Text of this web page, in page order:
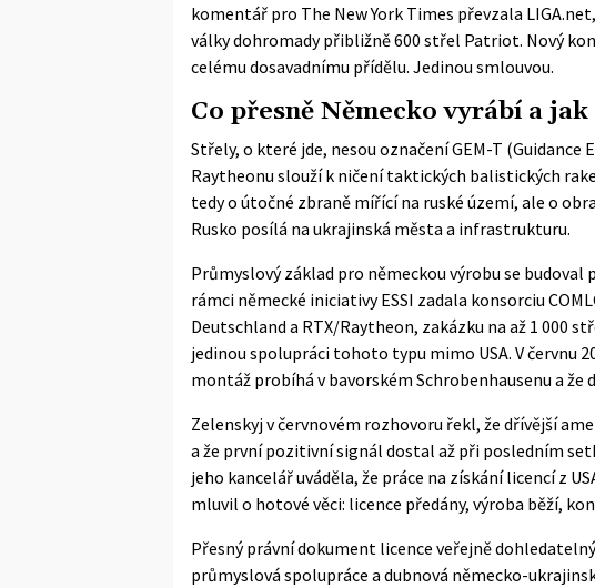
komentář pro The New York Times převzala LIGA.net
války dohromady přibližně 600 střel Patriot. Nový
celému dosavadnímu přídělu. Jedinou smlouvou.
Co přesně Německo vyrábí a
Střely, o které jde, nesou označení GEM-T (Guidance
Raytheonu slouží k ničení taktických balistických
tedy o útočné zbraně mířící na ruské území, ale o
Rusko posílá na ukrajinská města a infrastrukturu.
Průmyslový základ pro německou výrobu se budoval
rámci německé iniciativy ESSI zadala konsorciu
Deutschland a RTX/Raytheon, zakázku na až 1 000
jedinou spolupráci tohoto typu mimo USA. V červnu
montáž probíhá v bavorském Schrobenhausenu a že
Zelenskyj v červnovém rozhovoru řekl, že dřívější
a že první pozitivní signál dostal až při posledním
jeho kancelář uváděla, že práce na získání licencí z
mluvil o hotové věci: licence předány, výroba běží,
Přesný právní dokument licence veřejně
průmyslová spolupráce a dubnová německo-